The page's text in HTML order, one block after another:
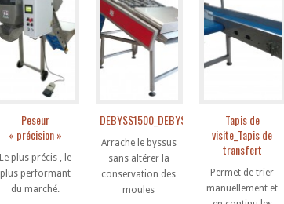
Peseur
« précision »
Le plus précis , le
plus performant
du marché.
DEBYSS1500_DEBYSS800_DEBYSS400
Arrache le byssus
sans altérer la
conservation des
moules
Tapis de
visite_Tapis de
transfert
Permet de trier
manuellement et